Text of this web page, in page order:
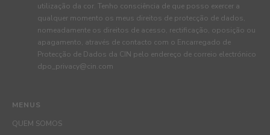
MENUS
QUEM SOMOS
utilização da cor. Tenho consciência de que posso exercer a
qualquer momento os meus direitos de protecção de dados,
nomeadamente os direitos de acesso, rectificação, oposição ou
apagamento, através de contacto com o Encarregado de
Protecção de Dados da CIN pelo endereço de correio electrónico
dpo_privacy@cin.com